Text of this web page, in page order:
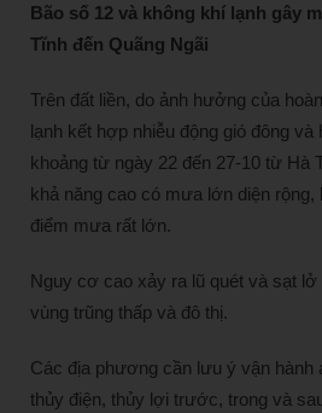
Bão số 12 và không khí lạnh gây
Tĩnh đến Quãng Ngãi
Trên đất liền, do ảnh hưởng của
lạnh kết hợp nhiễu động gió đông và
khoảng từ ngày 22 đến 27-10 từ Hà
khả năng cao có mưa lớn diện rộng,
điểm mưa rất lớn.
Nguy cơ cao xảy ra lũ quét và sạt
vùng trũng thấp và đô thị.
Các địa phương cần lưu ý vận hành
thủy điện, thủy lợi trước, trong và